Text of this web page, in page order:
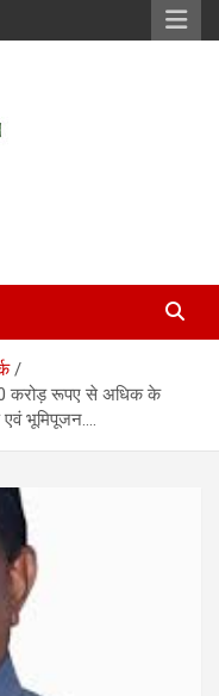
करोड़ रूपए से अधिक के
एवं भूमिपूजन….